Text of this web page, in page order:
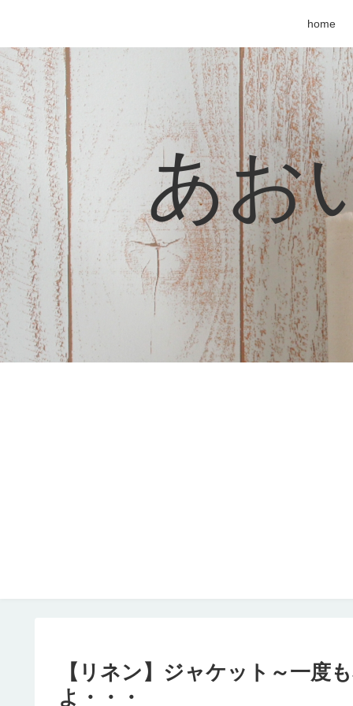
あお
home
【リネン】ジャケット～一度
よ・・・